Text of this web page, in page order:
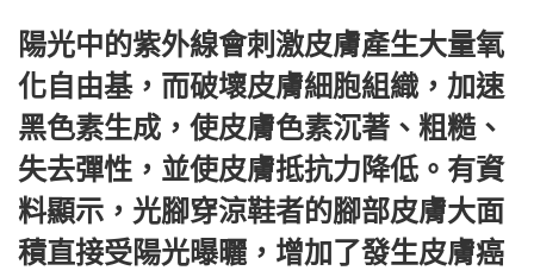
陽光中的紫外線會刺激皮膚產生大量氧
化自由基，而破壞皮膚細胞組織，加速
黑色素生成，使皮膚色素沉著、粗糙、
失去彈性，並使皮膚抵抗力降低。有資
料顯示，光腳穿涼鞋者的腳部皮膚大面
積直接受陽光曝曬，增加了發生皮膚癌